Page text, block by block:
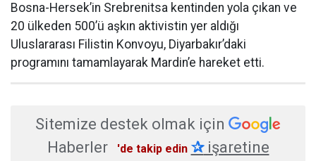
Bosna-Hersek’in Srebrenitsa kentinden yola çıkan ve
20 ülkeden 500’ü aşkın aktivistin yer aldığı
Uluslararası Filistin Konvoyu, Diyarbakır’daki
programını tamamlayarak Mardin’e hareket etti.
Sitemize destek olmak için
Haberler
'de takip edin ✰işaretine